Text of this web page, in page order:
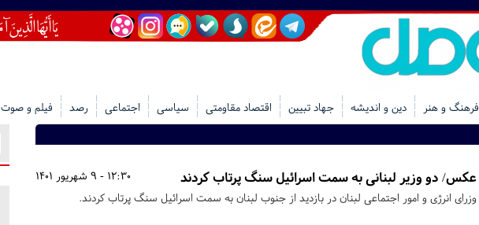
فرهنگ و هنر دین و اندیشه جهاد تبیین اقتصاد مقاومتی سیاسی اجتماعی رصد فیلم و صوت
12:30 - 9 شهریور 1401 عکس/ دو وزیر لبنانی به سمت اسرائیل سنگ پرتاب کردند
وزرای انرژی و امور اجتماعی لبنان در بازدید از جنوب لبنان به سمت اسرائیل سنگ پرتاب کردند.